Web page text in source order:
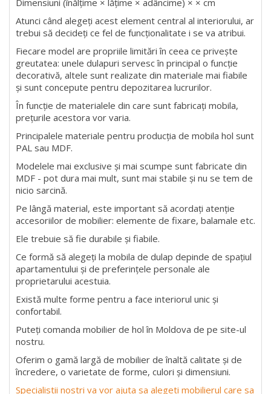
Dimensiuni (înălțime × lățime × adâncime) × × cm
Atunci când alegeți acest element central al interiorului, ar
trebui să decideți ce fel de funcționalitate i se va atribui.
Fiecare model are propriile limitări în ceea ce privește
greutatea: unele dulapuri servesc în principal o funcție
decorativă, altele sunt realizate din materiale mai fiabile
și sunt concepute pentru depozitarea lucrurilor.
În funcție de materialele din care sunt fabricați mobila,
prețurile acestora vor varia.
Principalele materiale pentru producția de mobila hol sunt
PAL sau MDF.
Modelele mai exclusive și mai scumpe sunt fabricate din
MDF - pot dura mai mult, sunt mai stabile și nu se tem de
nicio sarcină.
Pe lângă material, este important să acordați atenție
accesoriilor de mobilier: elemente de fixare, balamale etc.
Ele trebuie să fie durabile și fiabile.
Ce formă să alegeți la mobila de dulap depinde de spațiul
apartamentului și de preferințele personale ale
proprietarului acestuia.
Există multe forme pentru a face interiorul unic și
confortabil.
Puteți comanda mobilier de hol în Moldova de pe site-ul
nostru.
Oferim o gamă largă de mobilier de înaltă calitate și de
încredere, o varietate de forme, culori și dimensiuni.
Specialistii nostri va vor ajuta sa alegeti mobilierul care sa